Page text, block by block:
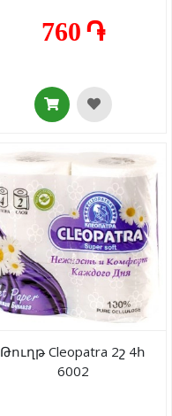
760 ֏
Թուղթ Cleopatra 2շ 4հ
6002